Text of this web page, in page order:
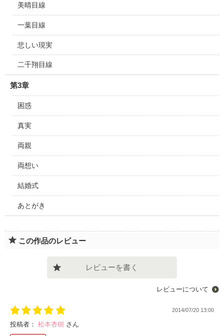
美晴目線
一葉目線
悲しい現実
二千翔目線
第3章
困惑
真実
両親
両想い
結婚式
あとがき
この作品のレビュー
レビューを書く
レビューについて
2014/07/20 13:00
投稿者： 松本杏樹 さん